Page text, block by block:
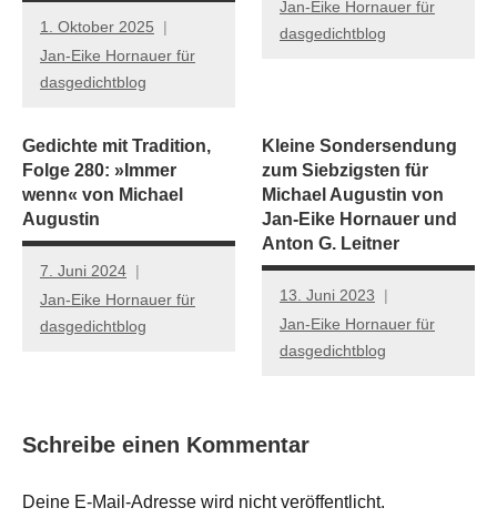
1. Oktober 2025
Jan-Eike Hornauer für
dasgedichtblog
Jan-Eike Hornauer für
dasgedichtblog
Gedichte mit Tradition,
Folge 280: »Immer
wenn« von Michael
Augustin
7. Juni 2024
Jan-Eike Hornauer für
dasgedichtblog
Kleine Sondersendung
zum Siebzigsten für
Michael Augustin von
Jan-Eike Hornauer und
Anton G. Leitner
13. Juni 2023
Jan-Eike Hornauer für
dasgedichtblog
Schreibe einen Kommentar
Deine E-Mail-Adresse wird nicht veröffentlicht.